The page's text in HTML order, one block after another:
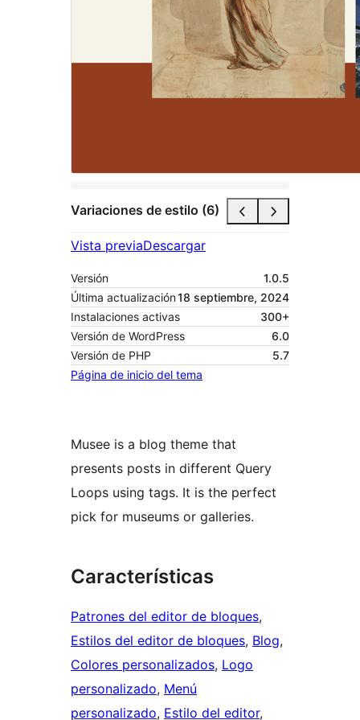
Variaciones de estilo (6)
Vista previaDescargar
Versión
1.0.5
Última actualización18 septiembre, 2024
Instalaciones activas
300+
Versión de WordPress
6.0
Versión de PHP
5.7
Página de inicio del tema
Musee is a blog theme that
presents posts in different Query
Loops using tags. It is the perfect
pick for museums or galleries.
Características
Patrones del editor de bloques
Estilos del editor de bloques, Blog
Colores personalizados, Logo
personalizado, Menú
personalizado, Estilo del editor